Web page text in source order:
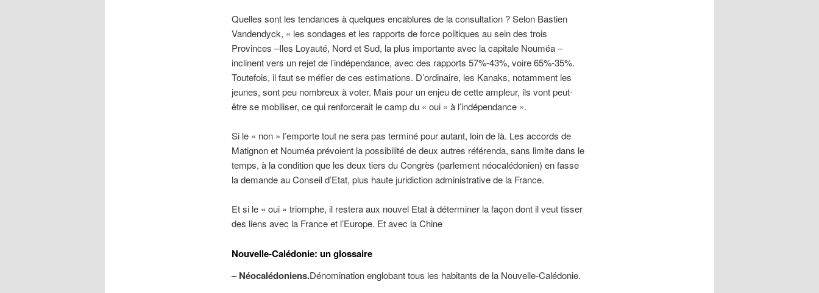
Quelles sont les tendances à quelques encablures de la consultation ? Selon Bastien
Vandendyck, « les sondages et les rapports de force politiques au sein des trois
Provinces –Iles Loyauté, Nord et Sud, la plus importante avec la capitale Nouméa –
inclinent vers un rejet de l’indépendance, avec des rapports 57%-43%, voire 65%-35%.
Toutefois, il faut se méfier de ces estimations. D’ordinaire, les Kanaks, notamment les
jeunes, sont peu nombreux à voter. Mais pour un enjeu de cette ampleur, ils vont peut-
être se mobiliser, ce qui renforcerait le camp du « oui » à l’indépendance ».
Si le « non » l’emporte tout ne sera pas terminé pour autant, loin de là. Les accords de
Matignon et Nouméa prévoient la possibilité de deux autres référenda, sans limite dans le
temps, à la condition que les deux tiers du Congrès (parlement néocalédonien) en fasse
la demande au Conseil d’Etat, plus haute juridiction administrative de la France.
Et si le « oui » triomphe, il restera aux nouvel Etat à déterminer la façon dont il veut tisser
des liens avec la France et l’Europe. Et avec la Chine
Nouvelle-Calédonie: un glossaire
– Néocalédoniens.Dénomination englobant tous les habitants de la Nouvelle-Calédonie.